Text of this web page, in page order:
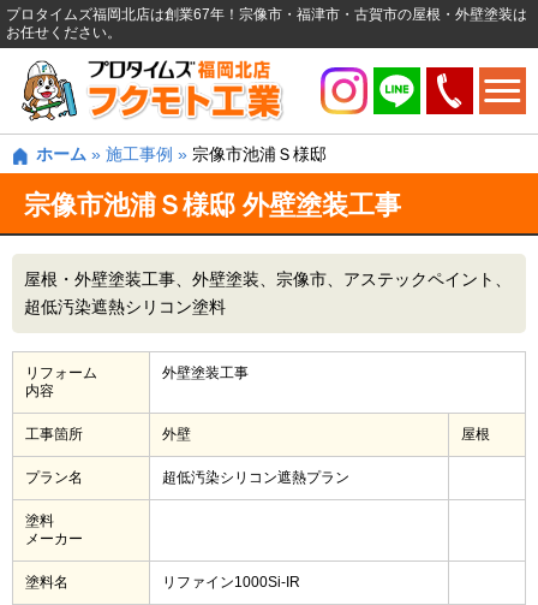
プロタイムズ福岡北店は創業67年！宗像市・福津市・古賀市の屋根・外壁塗装は
お任せください。
ホーム » 施工事例 » 宗像市池浦Ｓ様邸
宗像市池浦Ｓ様邸 外壁塗装工事
屋根・外壁塗装工事 外壁塗装 宗像市
アステックペイント
超低汚染遮熱シリコン塗料
リフォーム
内容
外壁塗装工事
工事箇所 外壁 屋根
プラン名 超低汚染シリコン遮熱プラン
塗料
メーカー
塗料名 リファイン1000Si-IR